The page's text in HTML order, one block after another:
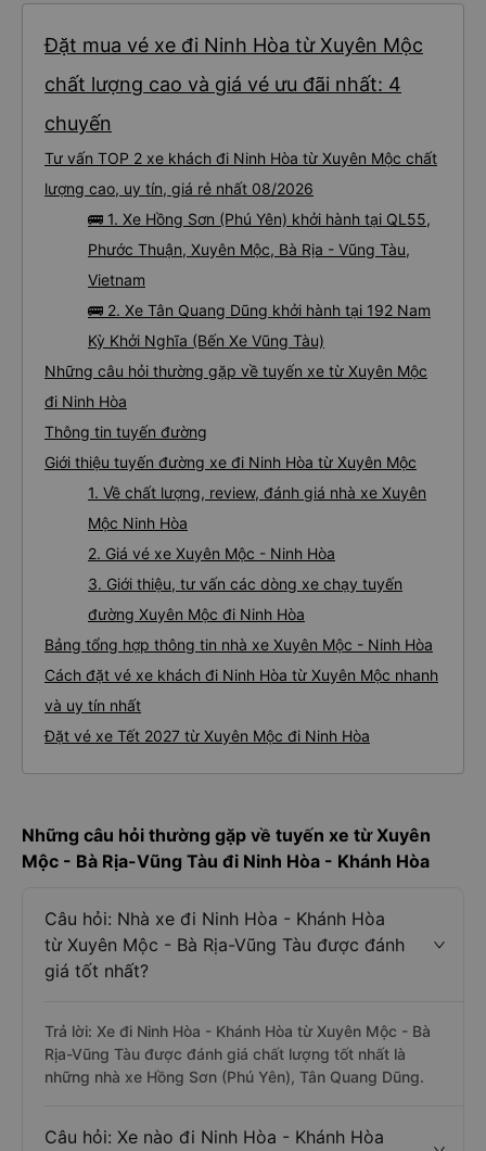
Đặt mua vé xe đi Ninh Hòa từ Xuyên Mộc
chất lượng cao và giá vé ưu đãi nhất: 4
chuyến
Tư vấn TOP 2 xe khách đi Ninh Hòa từ Xuyên Mộc chất
lượng cao, uy tín, giá rẻ nhất 08/2026
🚌 1. Xe Hồng Sơn (Phú Yên) khởi hành tại QL55,
Phước Thuận, Xuyên Mộc, Bà Rịa - Vũng Tàu,
Vietnam
🚌 2. Xe Tân Quang Dũng khởi hành tại 192 Nam
Kỳ Khởi Nghĩa (Bến Xe Vũng Tàu)
Những câu hỏi thường gặp về tuyến xe từ Xuyên Mộc
đi Ninh Hòa
Thông tin tuyến đường
Giới thiệu tuyến đường xe đi Ninh Hòa từ Xuyên Mộc
1. Về chất lượng, review, đánh giá nhà xe Xuyên
Mộc Ninh Hòa
2. Giá vé xe Xuyên Mộc - Ninh Hòa
3. Giới thiệu, tư vấn các dòng xe chạy tuyến
đường Xuyên Mộc đi Ninh Hòa
Bảng tổng hợp thông tin nhà xe Xuyên Mộc - Ninh Hòa
Cách đặt vé xe khách đi Ninh Hòa từ Xuyên Mộc nhanh
và uy tín nhất
Đặt vé xe Tết 2027 từ Xuyên Mộc đi Ninh Hòa
Những câu hỏi thường gặp về tuyến xe từ Xuyên
Mộc - Bà Rịa-Vũng Tàu đi Ninh Hòa - Khánh Hòa
Câu hỏi: Nhà xe đi Ninh Hòa - Khánh Hòa
từ Xuyên Mộc - Bà Rịa-Vũng Tàu được đánh
giá tốt nhất?
Trả lời: Xe đi Ninh Hòa - Khánh Hòa từ Xuyên Mộc - Bà
Rịa-Vũng Tàu được đánh giá chất lượng tốt nhất là
những nhà xe Hồng Sơn (Phú Yên), Tân Quang Dũng.
Câu hỏi: Xe nào đi Ninh Hòa - Khánh Hòa